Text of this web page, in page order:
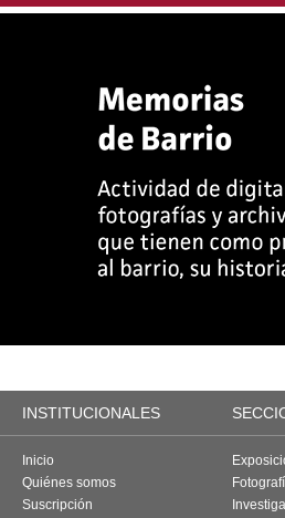
INSTITUCIONALES
Inicio
Quiénes somos
Suscripción